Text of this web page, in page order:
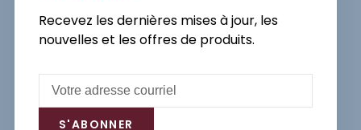
S'abonner
notre politique de confidentialité.
Recevez les dernières mises à jour, les
nouvelles et les offres de produits.
S'ABONNER